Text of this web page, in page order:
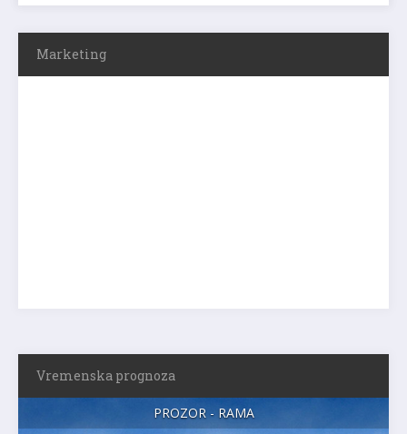
Marketing
Vremenska prognoza
PROZOR - RAMA